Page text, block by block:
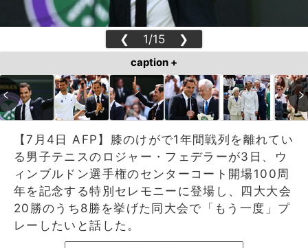
❮ 1/15 ❯
caption +
【7月4日 AFP】膝のけがで1年間戦列を離れてい
る男子テニスのロジャー・フェデラーが3日、ウ
ィンブルドン選手権のセンターコート開場100周
年を記念する特別セレモニーに登場し、四大大会
20勝のうち8勝を挙げた同大会で「もう一度」プ
レーしたいと話した。